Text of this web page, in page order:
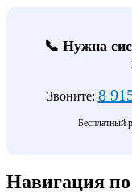
📞 Нужна
Звоните: 8
Бесплатный
Навигация